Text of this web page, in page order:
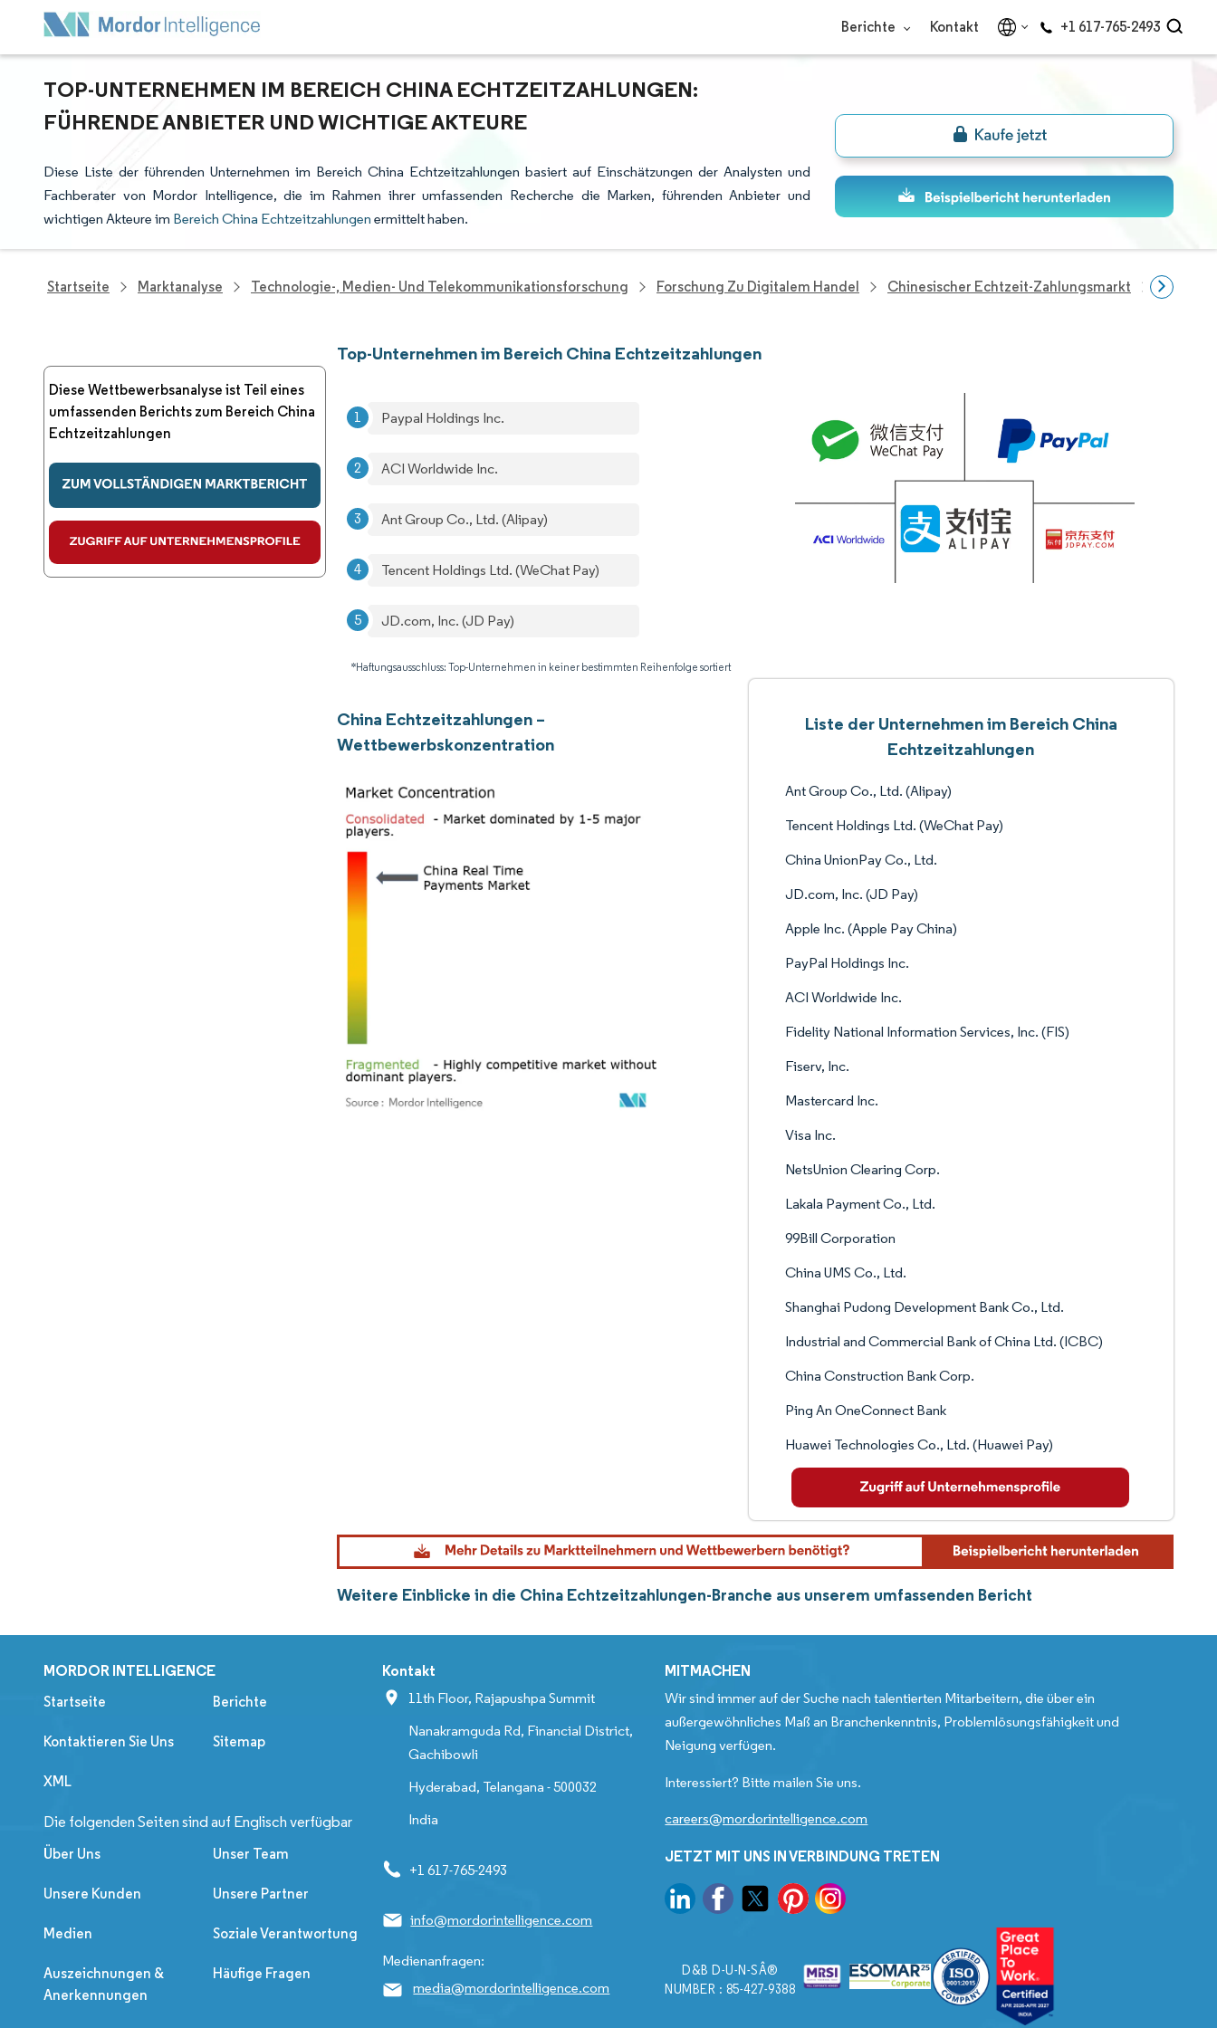
Berichte Kontakt +1 617-765-2493
TOP-UNTERNEHMEN IM BEREICH CHINA ECHTZEITZAHLUNGEN:
FÜHRENDE ANBIETER UND WICHTIGE AKTEURE
Diese Liste der führenden Unternehmen im Bereich China Echtzeitzahlungen basiert auf Einschätzungen der Analysten und
Fachberater von Mordor Intelligence, die im Rahmen ihrer umfassenden Recherche die Marken, führenden Anbieter und
wichtigen Akteure im Bereich China Echtzeitzahlungen ermittelt haben.
Startseite Marktanalyse Technologie-, Medien- Und Telekommunikationsforschung Forschung Zu Digitalem Handel Chinesischer Echtzeit-Zahlungsmarkt
Diese Wettbewerbsanalyse ist Teil eines
umfassenden Berichts zum Bereich China
Echtzeitzahlungen
Top-Unternehmen im Bereich China Echtzeitzahlungen
Paypal Holdings Inc.​
ACI Worldwide Inc.​
Ant Group Co., Ltd. (Alipay)
Tencent Holdings Ltd. (WeChat Pay)
JD.com, Inc. (JD Pay)
*Haftungsausschluss: Top-Unternehmen in keiner bestimmten Reihenfolge sortiert
China Echtzeitzahlungen –
Wettbewerbskonzentration
Liste der Unternehmen im Bereich China
Echtzeitzahlungen
Ant Group Co., Ltd. (Alipay)
Tencent Holdings Ltd. (WeChat Pay)
China UnionPay Co., Ltd.
JD.com, Inc. (JD Pay)
Apple Inc. (Apple Pay China)
PayPal Holdings Inc.
ACI Worldwide Inc.
Fidelity National Information Services, Inc. (FIS)
Fiserv, Inc.
Mastercard Inc.
Visa Inc.
NetsUnion Clearing Corp.
Lakala Payment Co., Ltd.
99Bill Corporation
China UMS Co., Ltd.
Shanghai Pudong Development Bank Co., Ltd.
Industrial and Commercial Bank of China Ltd. (ICBC)
China Construction Bank Corp.
Ping An OneConnect Bank
Huawei Technologies Co., Ltd. (Huawei Pay)
Weitere Einblicke in die China Echtzeitzahlungen-Branche aus unserem umfassenden Bericht
MORDOR INTELLIGENCE
Startseite Berichte
Kontaktieren Sie Uns Sitemap
XML
Die folgenden Seiten sind auf Englisch verfügbar
Über Uns Unser Team
Unsere Kunden Unsere Partner
Medien Soziale Verantwortung
Auszeichnungen &
Anerkennungen
Häufige Fragen
Kontakt
11th Floor, Rajapushpa Summit
Nanakramguda Rd, Financial District,
Gachibowli
Hyderabad, Telangana - 500032
India
+1 617-765-2493
info@mordorintelligence.com
Medienanfragen:
media@mordorintelligence.com
MITMACHEN
Wir sind immer auf der Suche nach talentierten Mitarbeitern, die über ein
außergewöhnliches Maß an Branchenkenntnis, Problemlösungsfähigkeit und
Neigung verfügen.
Interessiert? Bitte mailen Sie uns.
careers@mordorintelligence.com
JETZT MIT UNS IN VERBINDUNG TRETEN
D&B D-U-N-SÂ®
NUMBER : 85-427-9388